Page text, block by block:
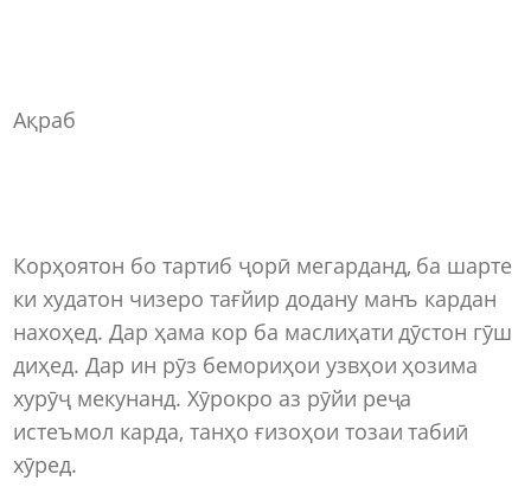
Ақраб
Корҳоятон бо тартиб ҷорӣ мегарданд, ба шарте
ки худатон чизеро тағйир додану манъ кардан
нахоҳед. Дар ҳама кор ба маслиҳати дӯстон гӯш
диҳед. Дар ин рӯз бемориҳои узвҳои ҳозима
хурӯҷ мекунанд. Хӯрокро аз рӯйи реҷа
истеъмол карда, танҳо ғизоҳои тозаи табиӣ
хӯред.